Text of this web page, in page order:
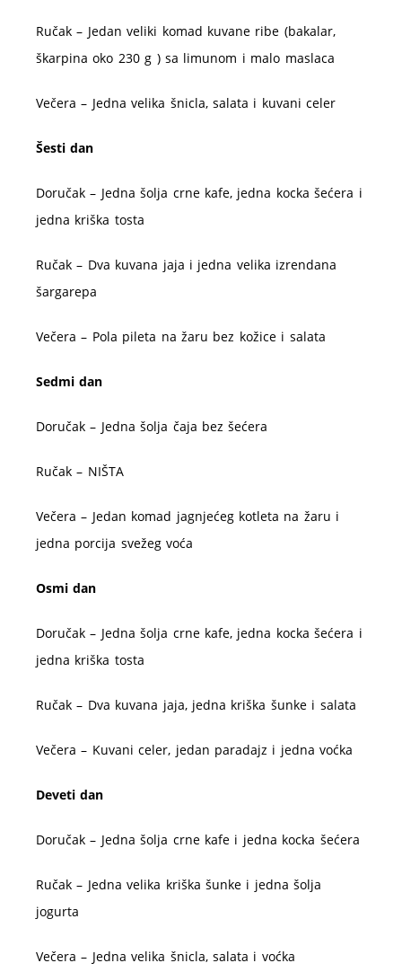
Ručak – Jedan veliki komad kuvane ribe (bakalar,
škarpina oko 230 g ) sa limunom i malo maslaca
Večera – Jedna velika šnicla, salata i kuvani celer
Šesti dan
Doručak – Jedna šolja crne kafe, jedna kocka šećera i
jedna kriška tosta
Ručak – Dva kuvana jaja i jedna velika izrendana
šargarepa
Večera – Pola pileta na žaru bez kožice i salata
Sedmi dan
Doručak – Jedna šolja čaja bez šećera
Ručak – NIŠTA
Večera – Jedan komad jagnjećeg kotleta na žaru i
jedna porcija svežeg voća
Osmi dan
Doručak – Jedna šolja crne kafe, jedna kocka šećera i
jedna kriška tosta
Ručak – Dva kuvana jaja, jedna kriška šunke i salata
Večera – Kuvani celer, jedan paradajz i jedna voćka
Deveti dan
Doručak – Jedna šolja crne kafe i jedna kocka šećera
Ručak – Jedna velika kriška šunke i jedna šolja
jogurta
Večera – Jedna velika šnicla, salata i voćka